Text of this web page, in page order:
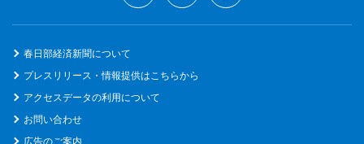
春日部経済新聞について
プレスリリース・情報提供はこちらから
アクセスデータの利用について
お問い合わせ
広告のご案内